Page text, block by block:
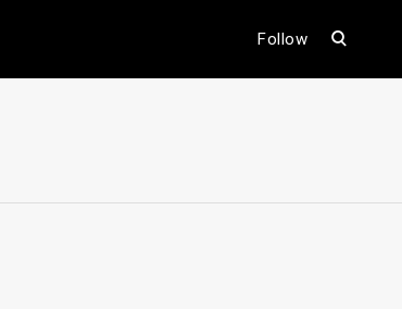
Follow
open
form